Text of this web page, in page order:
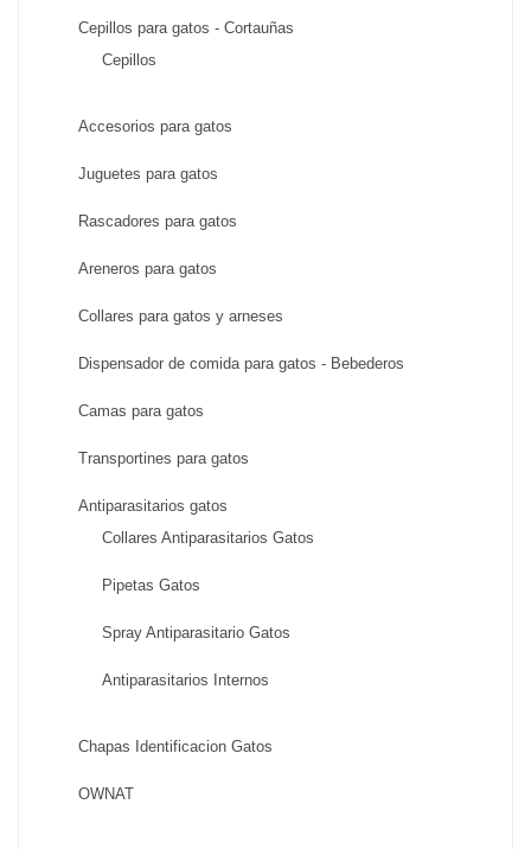
Cepillos para gatos - Cortauñas
Cepillos
Accesorios para gatos
Juguetes para gatos
Rascadores para gatos
Areneros para gatos
Collares para gatos y arneses
Dispensador de comida para gatos - Bebederos
Camas para gatos
Transportines para gatos
Antiparasitarios gatos
Collares Antiparasitarios Gatos
Pipetas Gatos
Spray Antiparasitario Gatos
Antiparasitarios Internos
Chapas Identificacion Gatos
OWNAT